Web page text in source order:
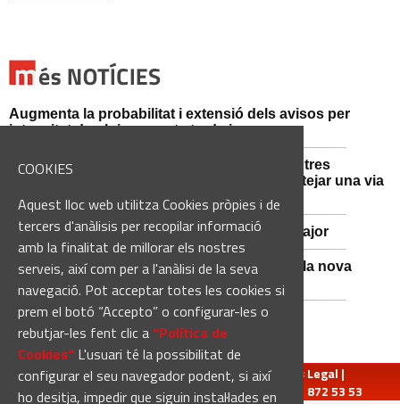
COOKIES
Aquest lloc web utilitza Cookies pròpies i de
tercers d'anàlisis per recopilar informació
amb la finalitat de millorar els nostres
serveis, així com per a l'anàlisi de la seva
navegació. Pot acceptar totes les cookies si
prem el botó “Accepto” o configurar-les o
rebutjar-les fent clic a“Política de
Cookies“ L'usuari té la possibilitat de
configurar el seu navegador podent, si així
ho desitja, impedir que siguin instal·lades en
Augmenta la probabilitat i extensió dels avisos per
intensitat de pluja aquesta tarda i vespre
Mossos d'Esquadra i Guàrdia Civil detenen tres
persones i n'investiguen una altra per sabotejar una via
fèrria al Bages
Viladordis es prepara per una nova Festa Major
Sant Vicenç de Castellet inicia les obres de la nova
comissaria de la Policia Local
redaccio@manresadiari.cat|Qui som Avís Legal |
Pompeu Fabra, 7-13, 08240-Manresa | Tel.: 93 872 53 53